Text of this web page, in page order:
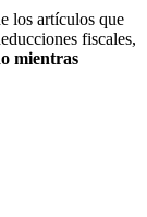
los artículos que
fiscales,
mientras